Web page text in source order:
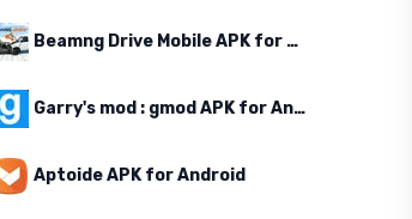
Beamng Drive Mobile APK for Android
Garry's mod : gmod APK for Android
Aptoide APK for Android